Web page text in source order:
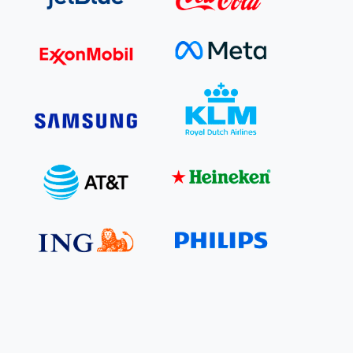
Lees meer
voor het mkb: maak van dataverzoeken een